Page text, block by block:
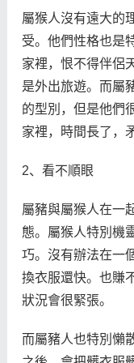
屬猴人沒有遠大的
受。他們性格也是
家裡，恨不得伴侶
是外出旅遊。而屬
的型別，但是他們
家裡，時間長了，
2、看不順眼
屬豬與屬猴人在一
態。屬猴人特別機
巧。沒有辦法在一
換衣服還快。也賺
狀況會很緊張。
而屬豬人也特別懶